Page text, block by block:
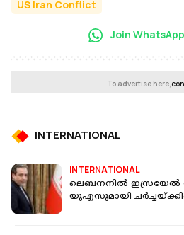
US Iran Conflict
Join
To advertise here,
INTERNATIONAL
INTERNATIONAL
ലെബനനിൽ ഇസ്രയേൽ
യുഎസുമായി